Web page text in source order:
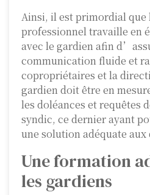
Ainsi, il est primordial que
professionnel travaille en
avec le gardien afin
communication fluide et
copropriétaires et la
gardien doit être en
les doléances et requêtes
syndic, ce dernier ayant
une solution adéquate aux
Une formation
les gardiens